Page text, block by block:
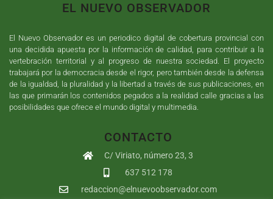
EL NUEVO OBSERVADOR
El Nuevo Observador es un periodico digital de cobertura provincial con
una decidida apuesta por la información de calidad, para contribuir a la
vertebración territorial y al progreso de nuestra sociedad. El proyecto
trabajará por la democracia desde el rigor, pero también desde la defensa
de la igualdad, la pluralidad y la libertad a través de sus publicaciones, en
las que primarán los contenidos pegados a la realidad calle gracias a las
posibilidades que ofrece el mundo digital y multimedia.
CONTACTO
C/ Viriato, número 23, 3
637 512 178
redaccion@elnuevoobservador.com